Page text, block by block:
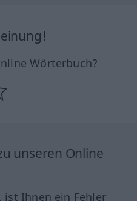
Wörterbuch?
unseren Online
ist Ihnen ein Fehler